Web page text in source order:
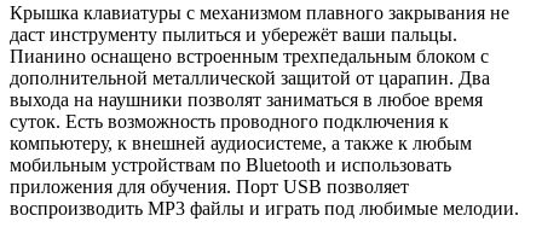
Крышка клавиатуры с механизмом плавного закрывания не
даст инструменту пылиться и убережёт ваши пальцы.
Пианино оснащено встроенным трехпедальным блоком с
дополнительной металлической защитой от царапин. Два
выхода на наушники позволят заниматься в любое время
суток. Есть возможность проводного подключения к
компьютеру, к внешней аудиосистеме, а также к любым
мобильным устройствам по Bluetooth и использовать
приложения для обучения. Порт USB позволяет
воспроизводить MP3 файлы и играть под любимые мелодии.